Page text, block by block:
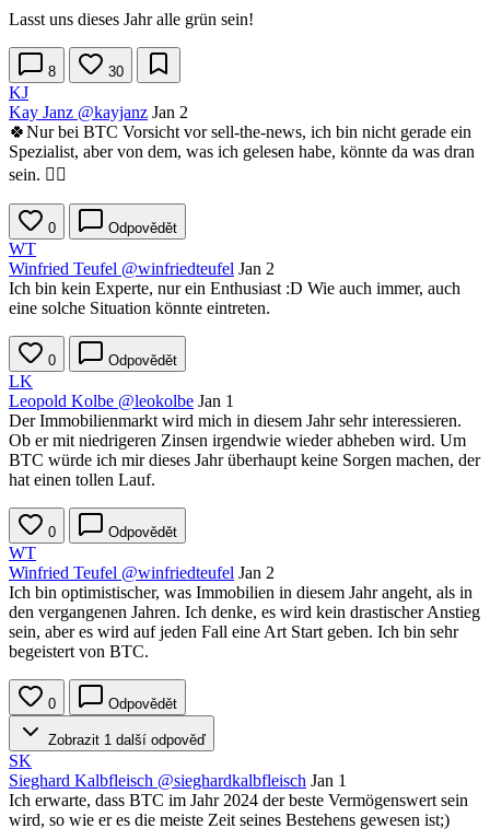
Lasst uns dieses Jahr alle grün sein!
8 30
KJ
Kay Janz @kayjanz Jan 2
🍀Nur bei BTC Vorsicht vor sell-the-news, ich bin nicht gerade ein
Spezialist, aber von dem, was ich gelesen habe, könnte da was dran
sein. 🤷‍♂️
0 Odpovědět
WT
Winfried Teufel @winfriedteufel Jan 2
Ich bin kein Experte, nur ein Enthusiast :D Wie auch immer, auch
eine solche Situation könnte eintreten.
0 Odpovědět
LK
Leopold Kolbe @leokolbe Jan 1
Der Immobilienmarkt wird mich in diesem Jahr sehr interessieren.
Ob er mit niedrigeren Zinsen irgendwie wieder abheben wird. Um
BTC würde ich mir dieses Jahr überhaupt keine Sorgen machen, der
hat einen tollen Lauf.
0 Odpovědět
WT
Winfried Teufel @winfriedteufel Jan 2
Ich bin optimistischer, was Immobilien in diesem Jahr angeht, als in
den vergangenen Jahren. Ich denke, es wird kein drastischer Anstieg
sein, aber es wird auf jeden Fall eine Art Start geben. Ich bin sehr
begeistert von BTC.
0 Odpovědět
Zobrazit 1 další odpověď
SK
Sieghard Kalbfleisch @sieghardkalbfleisch Jan 1
Ich erwarte, dass BTC im Jahr 2024 der beste Vermögenswert sein
wird, so wie er es die meiste Zeit seines Bestehens gewesen ist;)